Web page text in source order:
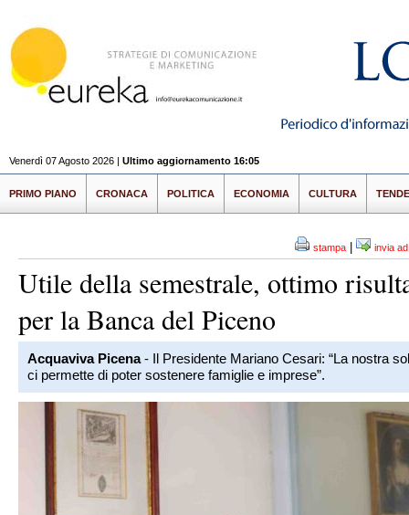
Venerdì 07 Agosto 2026 | Ultimo aggiornamento 16:05
PRIMO PIANO CRONACA POLITICA ECONOMIA CULTURA
stampa invia
Utile della semestrale, ottimo
per la Banca del Piceno
Acquaviva Picena- Il Presidente Mariano Cesari: “La nostra
ci permette di poter sostenere famiglie e imprese”.